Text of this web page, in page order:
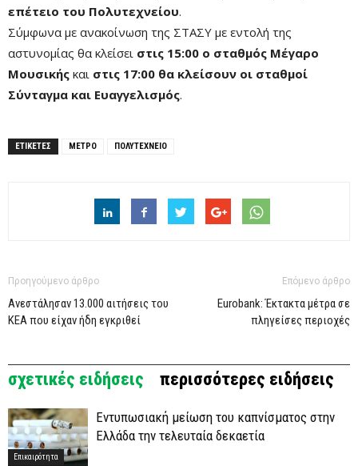
επέτειο του Πολυτεχνείου.
Σύμφωνα με ανακοίνωση της ΣΤΑΣΥ με εντολή της
αστυνομίας θα κλείσει στις 15:00 ο σταθμός Μέγαρο
Μουσικής και στις 17:00 θα κλείσουν οι σταθμοί
Σύνταγμα και Ευαγγελισμός.
ΕΤΙΚΕΤΕΣ ΜΕΤΡΟ ΠΟΛΥΤΕΧΝΕΙΟ
Προηγούμενο άρθρο
Ανεστάλησαν 13.000 αιτήσεις του
ΚΕΑ που είχαν ήδη εγκριθεί
Επόμενο άρθρο
Eurobank: Έκτακτα μέτρα σε
πληγείσες περιοχές
σχετικές ειδήσεις περισσότερες ειδήσεις
Επικαιρότητα
Εντυπωσιακή μείωση του καπνίσματος στην
Ελλάδα την τελευταία δεκαετία